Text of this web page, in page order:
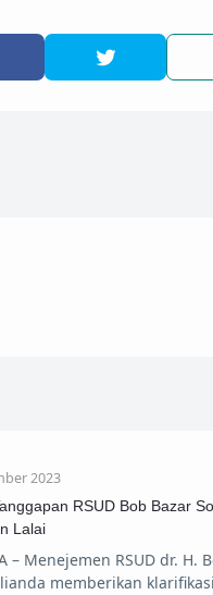
2023
RSUD Bob Bazar
Lalai
– Menejemen RSUD dr. H.
memberikan